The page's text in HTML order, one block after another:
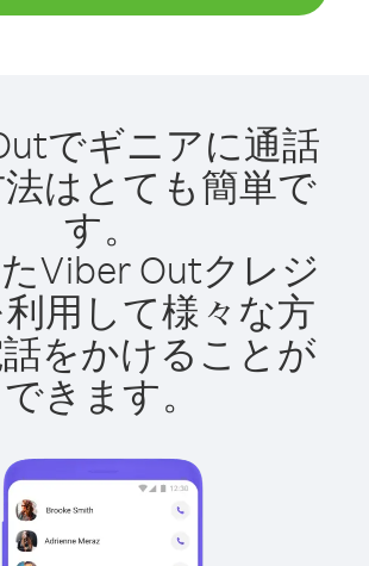
でギニアに通話
はとても簡単で
す。
Viber Outクレジ
用して様々な方
をかけることが
できます。